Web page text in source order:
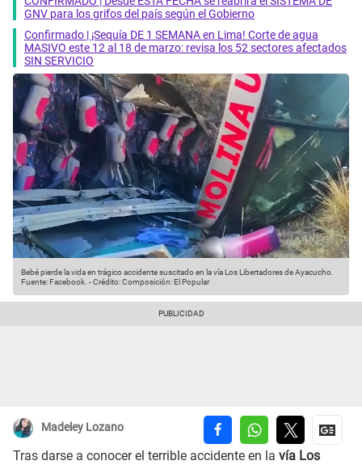
GNV para los grifos del país según el Gobierno
Confirmado | ¡Sequía DE 1 SEMANA en Lima! Corte de agua
MASIVO este 12 al 18 de marzo: revisa los 52 sectores afectados
SIN SERVICIO
Bebé pierde la vida en trágico accidente suscitado en la vía Los Libertadores de Ayacucho.
Fuente: Facebook. -Crédito: Composición: El Popular
Madeley Lozano
Tras darse a conocer el terrible accidente en la vía Los